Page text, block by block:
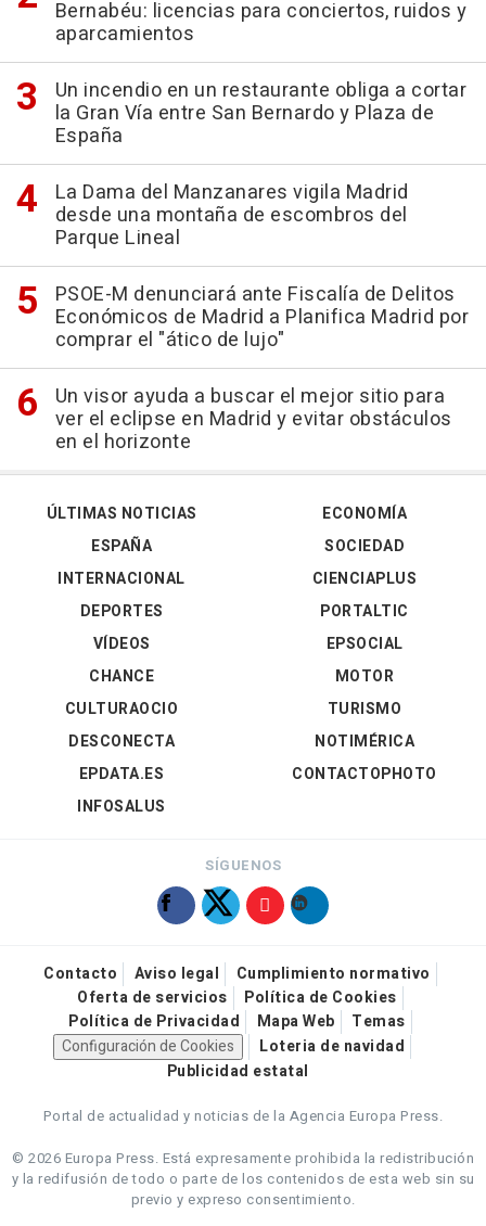
Bernabéu: licencias para conciertos, ruidos y
aparcamientos
Un incendio en un restaurante obliga a cortar
la Gran Vía entre San Bernardo y Plaza de
España
La Dama del Manzanares vigila Madrid
desde una montaña de escombros del
Parque Lineal
PSOE-M denunciará ante Fiscalía de Delitos
Económicos de Madrid a Planifica Madrid por
comprar el "ático de lujo"
Un visor ayuda a buscar el mejor sitio para
ver el eclipse en Madrid y evitar obstáculos
en el horizonte
ÚLTIMAS NOTICIAS
ESPAÑA
INTERNACIONAL
DEPORTES
VÍDEOS
ECONOMÍA
SOCIEDAD
CIENCIAPLUS
PORTALTIC
EPSOCIAL
CHANCE
CULTURAOCIO
DESCONECTA
EPDATA.ES
INFOSALUS
MOTOR
TURISMO
NOTIMÉRICA
CONTACTOPHOTO
SÍGUENOS
Contacto Aviso legal
Cumplimiento normativo
Oferta de servicios
Política de Cookies
Política de Privacidad
Mapa Web
Temas
Configuración de Cookies
Loteria de navidad
Publicidad estatal
Portal de actualidad y noticias de la Agencia Europa Press.
© 2026 Europa Press. Está expresamente prohibida la redistribución
y la redifusión de todo o parte de los contenidos de esta web sin su
previo y expreso consentimiento.